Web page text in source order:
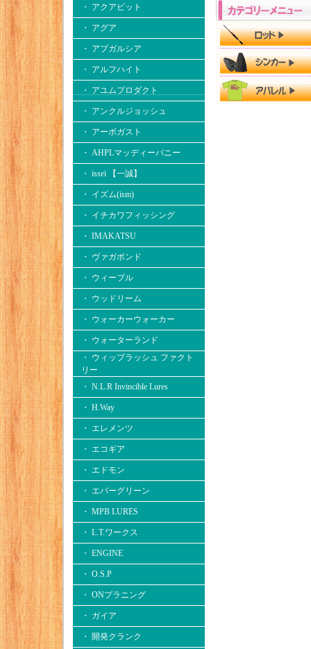
・ アクアビット
・ アグア
・ アブガルシア
・ アルフハイト
・ アユムプロダクト
・ アンクルジョッシュ
・ アーボガスト
・ AHPLマッディーバニー
・ issei 【一誠】
・ イズム(ism)
・ イチカワフィッシング
・ IMAKATSU
・ ヴァガボンド
・ ウィーブル
・ ウッドリーム
・ ウォーカーウォーカー
・ ウォーターランド
・ ウィップラッシュ ファクト
リー
・ N.L.R Invincible Lures
・ H.Way
・ エレメンツ
・ エコギア
・ エドモン
・ エバーグリーン
・ MPB LURES
・ L.T.ワークス
・ ENGINE
・ O.S.P
・ ONプラニング
・ ガイア
・ 開発クランク